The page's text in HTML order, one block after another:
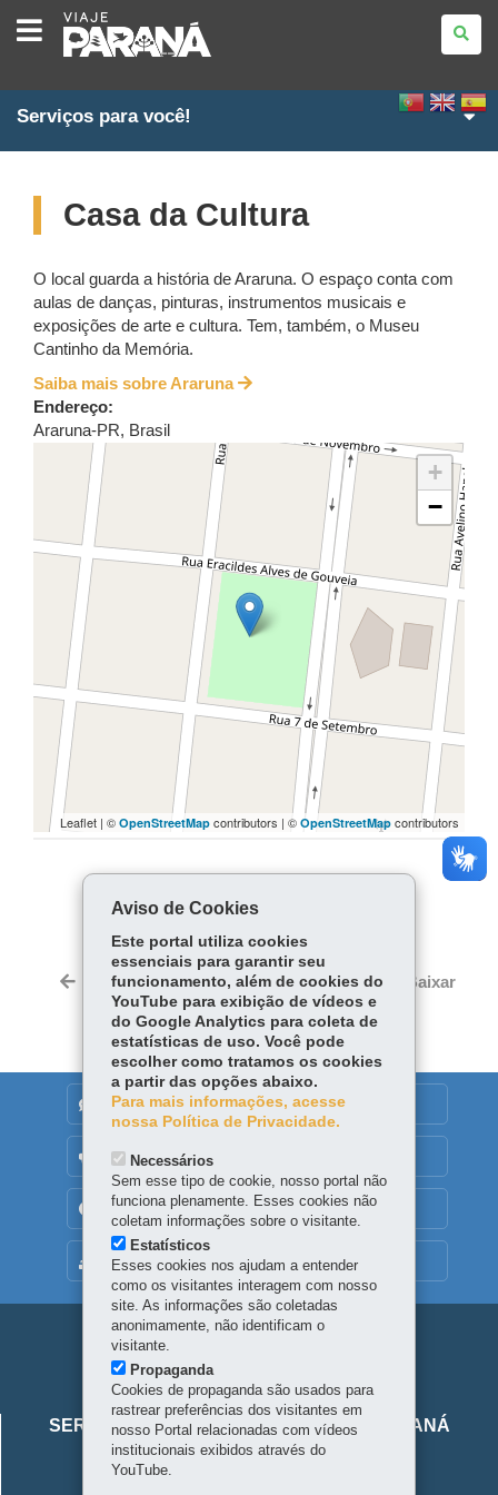
VIAJE
PARANÁ
Serviços para você!
Casa da Cultura
O local guarda a história de Araruna. O espaço conta com
aulas de danças, pinturas, instrumentos musicais e
exposições de arte e cultura. Tem, também, o Museu
Cantinho da Memória.
Saiba mais sobre Araruna
Endereço:
Araruna-PR, Brasil
+
−
Leaflet | © OpenStreetMap contributors | © OpenStreetMap contributors
Twitter
Voltar Início Imprimir Baixar
MAPA DO SITE
DENUNCIE CORRUPÇÃO
OUVIDORIA
TRANSPARÊNCIA INSTITUCIONAL
Navegação
principal
Viaje
Parana
SERVIÇO SOCIAL AUTÔNOMO VIAJE PARANÁ
Alameda Júlia da Costa, 64 - São Francisco
Aviso de Cookies
Este portal utiliza cookies
essenciais para garantir seu
funcionamento, além de cookies do
YouTube para exibição de vídeos e
do Google Analytics para coleta de
estatísticas de uso. Você pode
escolher como tratamos os cookies
a partir das opções abaixo.
Para mais informações, acesse
nossa Política de Privacidade.
Necessários
Sem esse tipo de cookie, nosso portal não
funciona plenamente. Esses cookies não
coletam informações sobre o visitante.
Estatísticos
Esses cookies nos ajudam a entender
como os visitantes interagem com nosso
site. As informações são coletadas
anonimamente, não identificam o
visitante.
Propaganda
Cookies de propaganda são usados para
rastrear preferências dos visitantes em
nosso Portal relacionadas com vídeos
institucionais exibidos através do
YouTube.